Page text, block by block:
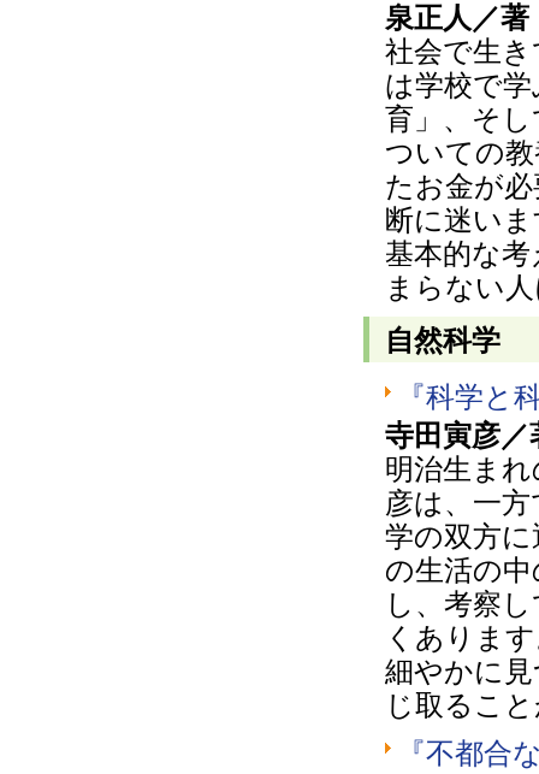
泉正人／
社会で生
は学校で
育」、そ
ついての
たお金が
断に迷い
基本的な
まらない
自然科学
『科学と
寺田寅彦
明治生ま
彦は、一
学の双方
の生活の
し、考察
くありま
細やかに
じ取るこ
『不都合